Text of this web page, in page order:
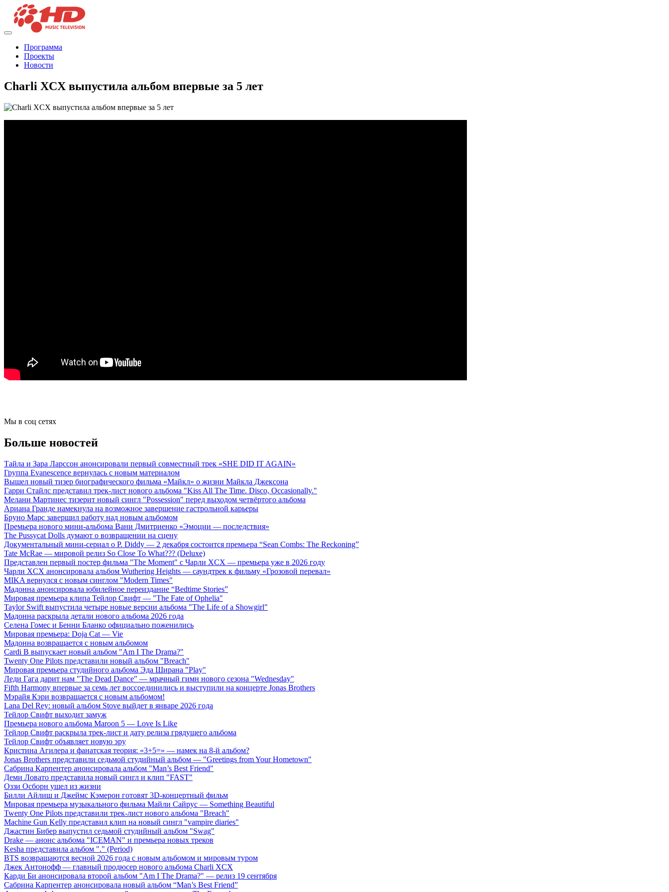
Программа
Проекты
Новости
Charli XCX выпустила альбом впервые за 5 лет
Мы в соц сетях
Больше новостей
Тайла и Зара Ларссон анонсировали первый совместный трек «SHE DID IT AGAIN»
Группа Evanescence вернулась с новым материалом
Вышел новый тизер биографического фильма «Майкл» о жизни Майкла Джексона
Гарри Стайлс представил трек-лист нового альбома "Kiss All The Time. Disco, Occasionally."
Мелани Мартинес тизерит новый сингл "Possession" перед выходом четвёртого альбома
Ариана Гранде намекнула на возможное завершение гастрольной карьеры
Бруно Марс завершил работу над новым альбомом
Премьера нового мини-альбома Вани Дмитриенко «Эмоции — последствия»
The Pussycat Dolls думают о возвращении на сцену
Документальный мини-сериал о P. Diddy — 2 декабря состоится премьера “Sean Combs: The Reckoning”
Tate McRae — мировой релиз So Close To What??? (Deluxe)
Представлен первый постер фильма "The Moment" с Чарли XCX — премьера уже в 2026 году
Чарли XCX анонсировала альбом Wuthering Heights — саундтрек к фильму «Грозовой перевал»
MIKA вернулся с новым синглом "Modern Times"
Мадонна анонсировала юбилейное переиздание “Bedtime Stories”
Мировая премьера клипа Тейлор Свифт — "The Fate of Ophelia"
Taylor Swift выпустила четыре новые версии альбома "The Life of a Showgirl"
Мадонна раскрыла детали нового альбома 2026 года
Селена Гомес и Бенни Бланко официально поженились
Мировая премьера: Doja Cat — Vie
Мадонна возвращается с новым альбомом
Cardi B выпускает новый альбом "Am I The Drama?"
Twenty One Pilots представили новый альбом "Breach"
Мировая премьера студийного альбома Эда Ширана "Play"
Леди Гага дарит нам "The Dead Dance" — мрачный гимн нового сезона "Wednesday"
Fifth Harmony впервые за семь лет воссоединились и выступили на концерте Jonas Brothers
Мэрайя Кэри возвращается с новым альбомом!
Lana Del Rey: новый альбом Stove выйдет в январе 2026 года
Тейлор Свифт выходит замуж
Премьера нового альбома Maroon 5 — Love Is Like
Тейлор Свифт раскрыла трек-лист и дату релиза грядущего альбома
Тейлор Свифт объявляет новую эру
Кристина Агилера и фанатская теория: «3+5=» — намек на 8-й альбом?
Jonas Brothers представили седьмой студийный альбом — "Greetings from Your Hometown"
Сабрина Карпентер анонсировала альбом "Man’s Best Friend"
Деми Ловато представила новый сингл и клип "FAST"
Оззи Осборн ушел из жизни
Билли Айлиш и Джеймс Кэмерон готовят 3D-концертный фильм
Мировая премьера музыкального фильма Майли Сайрус — Something Beautiful
Twenty One Pilots представили трек-лист нового альбома "Breach"
Machine Gun Kelly представил клип на новый сингл "vampire diaries"
Джастин Бибер выпустил седьмой студийный альбом "Swag"
Drake — анонс альбома "ICEMAN" и премьера новых треков
Kesha представила альбом "." (Period)
BTS возвращаются весной 2026 года с новым альбомом и мировым туром
Джек Антонофф — главный продюсер нового альбома Charli XCX
Карди Би анонсировала второй альбом "Am I The Drama?" — релиз 19 сентября
Сабрина Карпентер анонсировала новый альбом “Man’s Best Friend”